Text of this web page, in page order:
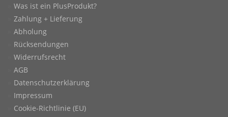
Was ist ein PlusProdukt?
Zahlung + Lieferung
Abholung
Rücksendungen
Widerrufsrecht
AGB
Datenschutzerklärung
Impressum
Cookie-Richtlinie (EU)